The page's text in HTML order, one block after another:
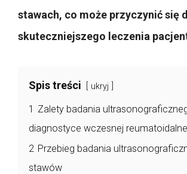
stawach, co może przyczynić się
skuteczniejszego leczenia
Spis treści ukryj
1 Zalety badania
diagnostyce wczesnej
2 Przebieg badania
stawów